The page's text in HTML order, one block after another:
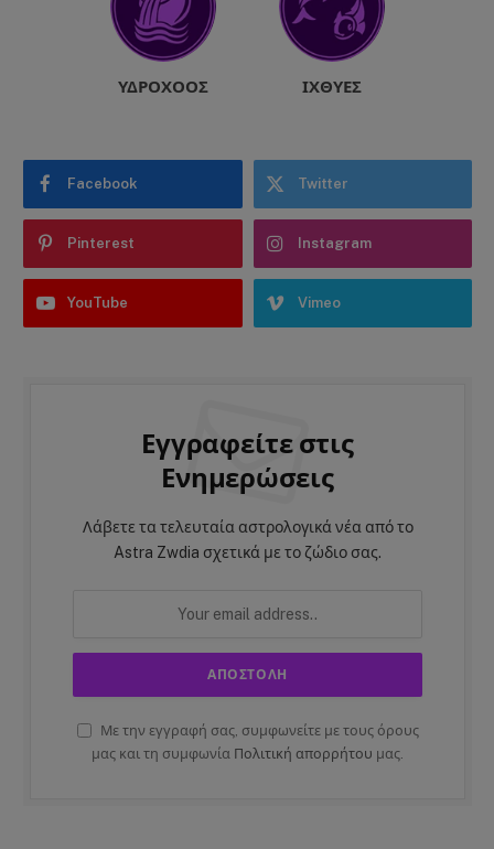
ΥΔΡΟΧΌΟΣ ΙΧΘΎΕΣ
Facebook Twitter
Pinterest Instagram
YouTube Vimeo
Εγγραφείτε στις
Ενημερώσεις
Λάβετε τα τελευταία αστρολογικά νέα από το
Astra Zwdia σχετικά με το ζώδιο σας.
Με την εγγραφή σας, συμφωνείτε με τους όρους
μας και τη συμφωνία Πολιτική απορρήτου μας.